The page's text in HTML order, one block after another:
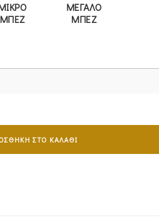
ΜΠΕΖ
ΜΕΓΑΛΟ
ΜΠΕΖ
ΣΤΟ ΚΑΛΆΘΙ